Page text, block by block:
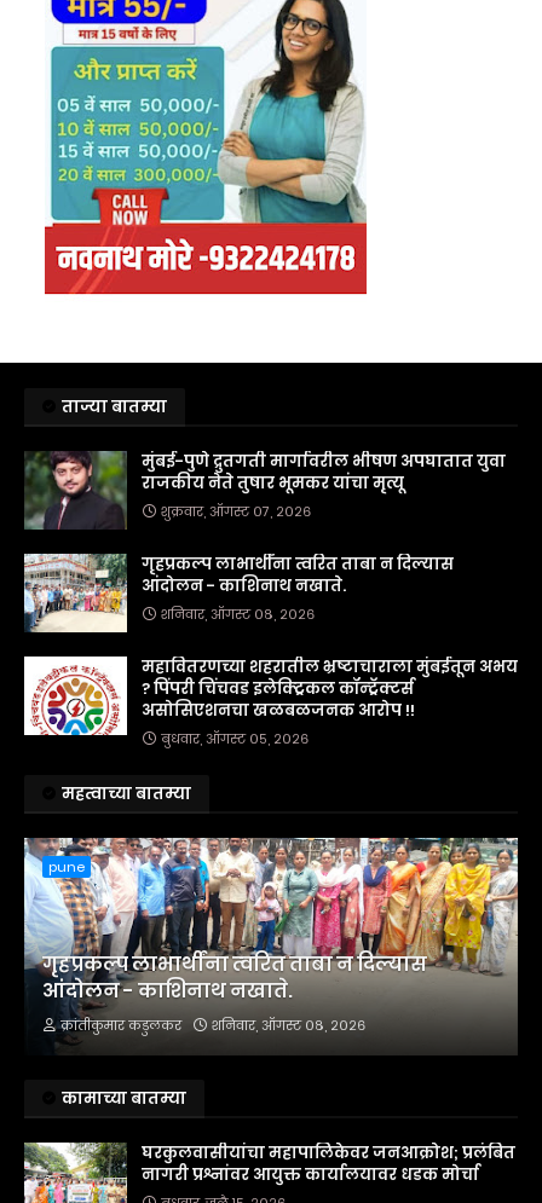
ताज्या बातम्या
मुंबई-पुणे द्रुतगती मार्गावरील भीषण अपघातात युवा
राजकीय नेते तुषार भूमकर यांचा मृत्यू
शुक्रवार, ऑगस्ट ०७, २०२६
गृहप्रकल्प लाभार्थींना त्वरित ताबा न दिल्यास
आंदोलन - काशिनाथ नखाते.
शनिवार, ऑगस्ट ०८, २०२६
महावितरणच्या शहरातील भ्रष्टाचाराला मुंबईतून अभय
? पिंपरी चिंचवड इलेक्ट्रिकल कॉन्ट्रॅक्टर्स
असोसिएशनचा खळबळजनक आरोप !!
बुधवार, ऑगस्ट ०५, २०२६
महत्वाच्या बातम्या
pune
गृहप्रकल्प लाभार्थींना त्वरित ताबा न दिल्यास
आंदोलन - काशिनाथ नखाते.
क्रांतीकुमार कडुलकर शनिवार, ऑगस्ट ०८, २०२६
कामाच्या बातम्या
घरकुलवासीयांचा महापालिकेवर जनआक्रोश; प्रलंबित
नागरी प्रश्नांवर आयुक्त कार्यालयावर धडक मोर्चा